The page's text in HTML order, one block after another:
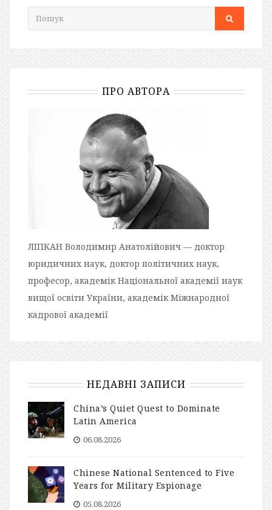
ПРО АВТОРА
ЛІПКАН Володимир Анатолійович — доктор
юридичних наук, доктор політичних наук,
професор, академік Національної академії наук
вищої освіти України, академік Міжнародної
кадрової академії
НЕДАВНІ ЗАПИСИ
China’s Quiet Quest to Dominate
Latin America
06.08.2026
Chinese National Sentenced to Five
Years for Military Espionage
05.08.2026